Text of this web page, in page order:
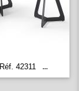
Réf. 42311 ...